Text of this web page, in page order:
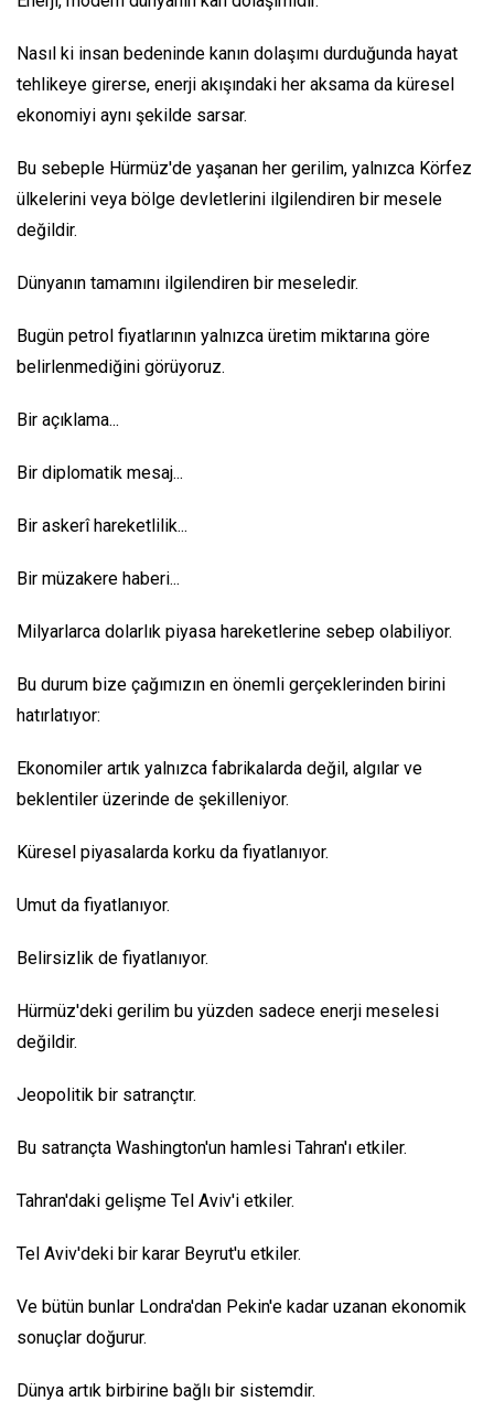
Nasıl ki insan bedeninde kanın dolaşımı durduğunda hayat
tehlikeye girerse, enerji akışındaki her aksama da küresel
ekonomiyi aynı şekilde sarsar.
Bu sebeple Hürmüz'de yaşanan her gerilim, yalnızca Körfez
ülkelerini veya bölge devletlerini ilgilendiren bir mesele
değildir.
Dünyanın tamamını ilgilendiren bir meseledir.
Bugün petrol fiyatlarının yalnızca üretim miktarına göre
belirlenmediğini görüyoruz.
Bir açıklama...
Bir diplomatik mesaj...
Bir askerî hareketlilik...
Bir müzakere haberi...
Milyarlarca dolarlık piyasa hareketlerine sebep olabiliyor.
Bu durum bize çağımızın en önemli gerçeklerinden birini
hatırlatıyor:
Ekonomiler artık yalnızca fabrikalarda değil, algılar ve
beklentiler üzerinde de şekilleniyor.
Küresel piyasalarda korku da fiyatlanıyor.
Umut da fiyatlanıyor.
Belirsizlik de fiyatlanıyor.
Hürmüz'deki gerilim bu yüzden sadece enerji meselesi
değildir.
Jeopolitik bir satrançtır.
Bu satrançta Washington'un hamlesi Tahran'ı etkiler.
Tahran'daki gelişme Tel Aviv'i etkiler.
Tel Aviv'deki bir karar Beyrut'u etkiler.
Ve bütün bunlar Londra'dan Pekin'e kadar uzanan ekonomik
sonuçlar doğurur.
Dünya artık birbirine bağlı bir sistemdir.